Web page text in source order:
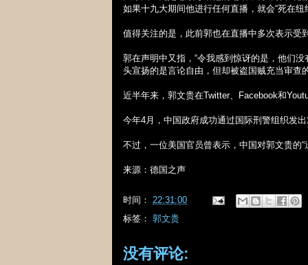
如果十九大期间他进行任何直播，就会“死在纽
值得关注的是，此前郭也在直播中多次表示受
郭在声明中又指，“令我感到惊讶的是，他们
头宣扬的是言论自由，但却被盗国贼充当审查
近半年来，郭文贵在Twitter、 Facebook和
今年4月，中国政府成功通过国际刑警组织发
不过，一位美国官员曾表示，中国对郭文贵的
来源：德国之声
时间： 22:31:00
标签： 郭文贵
没有评论: